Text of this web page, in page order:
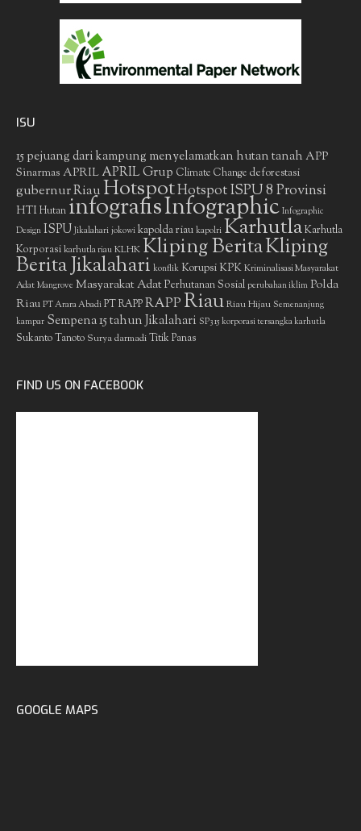
ISU
15 pejuang dari kampung menyelamatkan hutan tanah APP
Sinarmas APRIL APRIL Grup Climate Change deforestasi
gubernur RiauHotspotHotspot ISPU 8 Provinsi
HTIHutan infografisInfographic Infographic
Design ISPU Jikalahari jokowi kapolda riau kapolri KarhutlaKarhutla
Korporasikarhutla riauKLHKKliping BeritaKliping
Berita Jikalahari konflik Korupsi KPKKriminalisasi Masyarakat
Adat Mangrove Masyarakat AdatPerhutanan Sosial perubahan iklim Polda
Riau PT Arara Abadi PT RAPPRAPPRiauRiau Hijau Semenanjung
kampar Sempena 15 tahun Jikalahari SP3 15 korporasi tersangka karhutla
Sukanto Tanoto Surya darmadiTitik Panas
FIND US ON FACEBOOK
GOOGLE MAPS